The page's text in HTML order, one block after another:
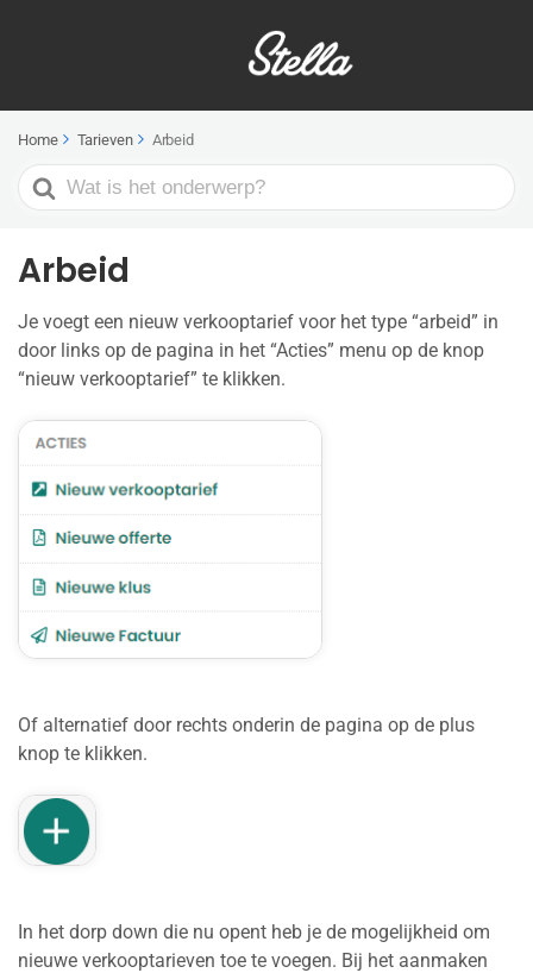
Home Tarieven Arbeid
Search
For
Arbeid
Je voegt een nieuw verkooptarief voor het type “arbeid” in
door links op de pagina in het “Acties” menu op de knop
“nieuw verkooptarief” te klikken.
Of alternatief door rechts onderin de pagina op de plus
knop te klikken.
In het dorp down die nu opent heb je de mogelijkheid om
nieuwe verkooptarieven toe te voegen. Bij het aanmaken